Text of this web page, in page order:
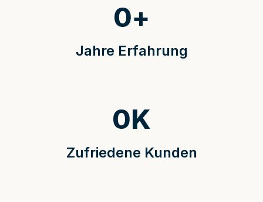
Jahre Erfahrung
0+
Zufriedene Kunden
0K